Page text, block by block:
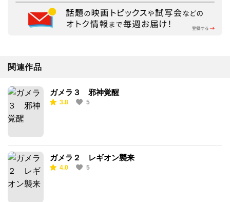
関連作品
ガメラ３ 邪神覚醒
3.8 5
ガメラ２ レギオン襲来
4.0 5